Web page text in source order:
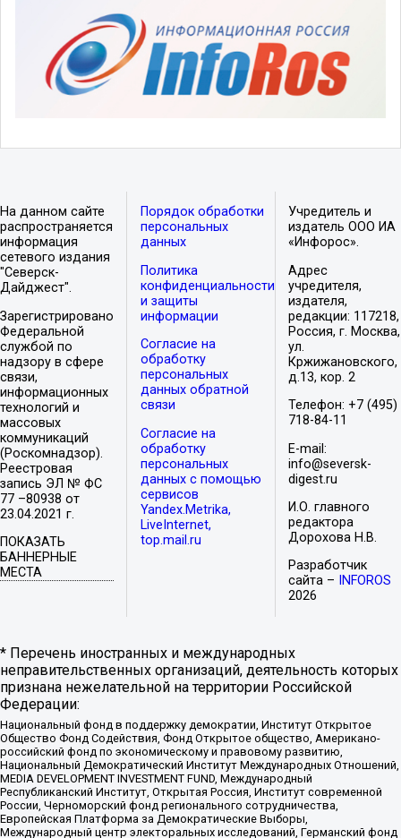
На данном сайте
распространяется
информация
сетевого издания
"Северск-
Дайджест".
Зарегистрировано
Федеральной
службой по
надзору в сфере
связи,
информационных
технологий и
массовых
коммуникаций
(Роскомнадзор).
Реестровая
запись ЭЛ № ФС
77 –80938 от
23.04.2021 г.
ПОКАЗАТЬ
БАННЕРНЫЕ
МЕСТА
Порядок обработки
персональных
данных
Политика
конфиденциальности
и защиты
информации
Согласие на
обработку
персональных
данных обратной
связи
Согласие на
обработку
персональных
данных с помощью
сервисов
Yandex.Metrika,
LiveInternet,
top.mail.ru
Учредитель и
издатель ООО ИА
«Инфорос».
Адрес
учредителя,
издателя,
редакции: 117218,
Россия, г. Москва,
ул.
Кржижановского,
д.13, кор. 2
Телефон: +7 (495)
718-84-11
E-mail:
info@seversk-
digest.ru
И.О. главного
редактора
Дорохова Н.В.
Разработчик
сайта –
INFOROS
2026
* Перечень иностранных и международных
неправительственных организаций, деятельность которых
признана нежелательной на территории Российской
Федерации:
Национальный фонд в поддержку демократии, Институт Открытое
Общество Фонд Содействия, Фонд Открытое общество, Американо-
российский фонд по экономическому и правовому развитию,
Национальный Демократический Институт Международных Отношений,
MEDIA DEVELOPMENT INVESTMENT FUND, Международный
Республиканский Институт, Открытая Россия, Институт современной
России, Черноморский фонд регионального сотрудничества,
Европейская Платформа за Демократические Выборы,
Международный центр электоральных исследований, Германский фонд